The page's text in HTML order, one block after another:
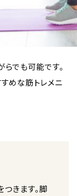
でも可能です。
めな筋トレメニ
つきます。脚